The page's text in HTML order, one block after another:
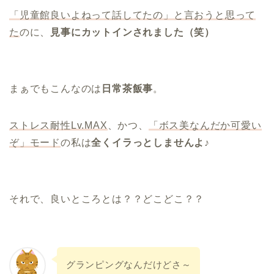
「児童館良いよねって話してたの」と言おうと思って
たのに、 見事にカットインされました（笑）
まぁでもこんなのは 日常茶飯事。
ストレス耐性Lv.MAX 、かつ、
「ボス美なんだか可愛い
ぞ」モードの私は全くイラっとしませんよ♪
それで、良いところとは？？どこどこ？？
グランピングなんだけどさ～